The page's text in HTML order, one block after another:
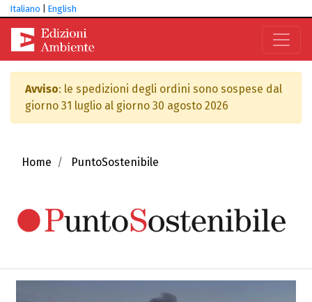
Italiano English
Avviso: le spedizioni degli ordini sono sospese dal
giorno 31 luglio al giorno 30 agosto 2026
Home PuntoSostenibile